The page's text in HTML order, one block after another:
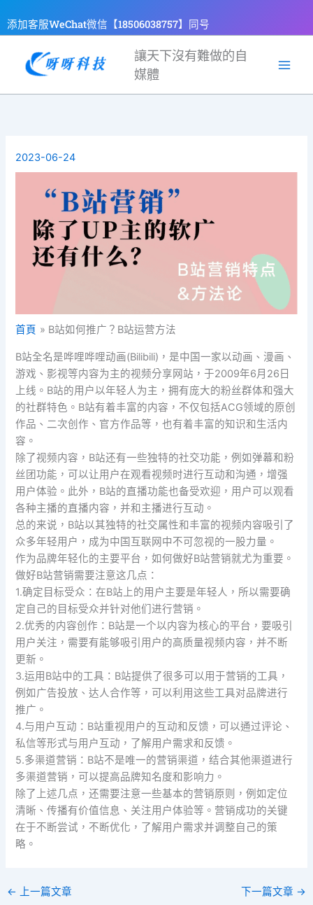
至
容
添加客服WeChat微信【18506038757】同号
讓天下沒有難做的自
媒體
2023-06-24
首頁 B站如何推广？B站运营方法
B站全名是哗哩哗哩动画(Bilibili)，是中国一家以动画、漫画、
游戏、影视等内容为主的视频分享网站，于2009年6月26日
上线。B站的用户以年轻人为主，拥有庞大的粉丝群体和强大
的社群特色。B站有着丰富的内容，不仅包括ACG领域的原创
作品、二次创作、官方作品等，也有着丰富的知识和生活内
容。
除了视频内容，B站还有一些独特的社交功能，例如弹幕和粉
丝团功能，可以让用户在观看视频时进行互动和沟通，增强
用户体验。此外，B站的直播功能也备受欢迎，用户可以观看
各种主播的直播内容，并和主播进行互动。
总的来说，B站以其独特的社交属性和丰富的视频内容吸引了
众多年轻用户，成为中国互联网中不可忽视的一股力量。
作为品牌年轻化的主要平台，如何做好B站营销就尤为重要。
做好B站营销需要注意这几点：
1.确定目标受众：在B站上的用户主要是年轻人，所以需要确
定自己的目标受众并针对他们进行营销。
2.优秀的内容创作：B站是一个以内容为核心的平台，要吸引
用户关注，需要有能够吸引用户的高质量视频内容，并不断
更新。
3.运用B站中的工具：B站提供了很多可以用于营销的工具，
例如广告投放、达人合作等，可以利用这些工具对品牌进行
推广。
4.与用户互动：B站重视用户的互动和反馈，可以通过评论、
私信等形式与用户互动，了解用户需求和反馈。
5.多渠道营销：B站不是唯一的营销渠道，结合其他渠道进行
多渠道营销，可以提高品牌知名度和影响力。
除了上述几点，还需要注意一些基本的营销原则，例如定位
清晰、传播有价值信息、关注用户体验等。营销成功的关键
在于不断尝试，不断优化，了解用户需求并调整自己的策
略。
← 上一篇文章 下一篇文章 →